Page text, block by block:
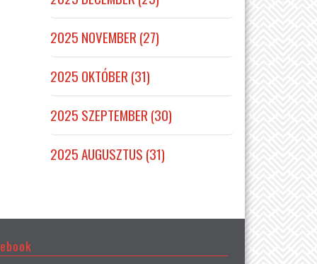
2025 NOVEMBER (27)
2025 OKTÓBER (31)
2025 SZEPTEMBER (30)
2025 AUGUSZTUS (31)